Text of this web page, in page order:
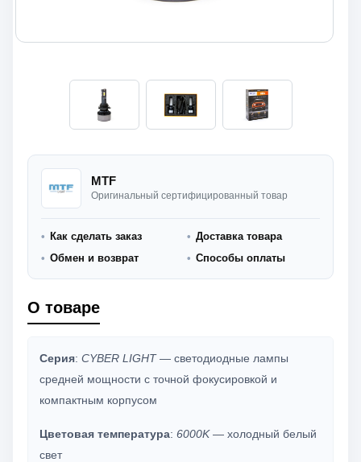
MTF
Оригинальный сертифицированный товар
Как сделать заказ
Доставка товара
Обмен и возврат
Способы оплаты
О товаре
Серия: CYBER LIGHT— светодиодные лампы
средней мощности с точной фокусировкой и
компактным корпусом
Цветовая температура: 6000K— холодный белый
свет